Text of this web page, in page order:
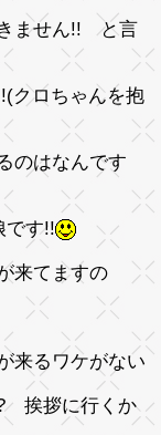
ません!! と言
クロちゃんを抱
のはなんです
です!!
来てますの
るワケがない
挨拶に行くか